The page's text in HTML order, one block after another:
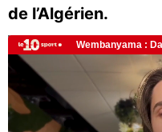
de l’Algérien.